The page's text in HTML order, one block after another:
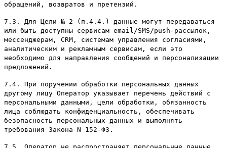
обращений, возвратов и претензий.
7.3. Для Цели № 2 (п.4.4.) данные могут передаваться
или быть доступны сервисам email/SMS/push-рассылок,
мессенджерам, CRM, системам управления согласиями,
аналитическим и рекламным сервисам, если это
необходимо для направления сообщений и персонализации
предложений.
7.4. При поручении обработки персональных данных
другому лицу Оператор указывает перечень действий с
персональными данными, цели обработки, обязанность
лица соблюдать конфиденциальность, обеспечивать
безопасность персональных данных и выполнять
требования Закона N 152-ФЗ.